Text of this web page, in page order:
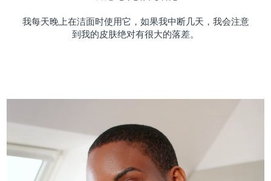
我每天晚上在洁面时使用它，如果我中断几天，我会注意
到我的皮肤绝对有很大的落差。